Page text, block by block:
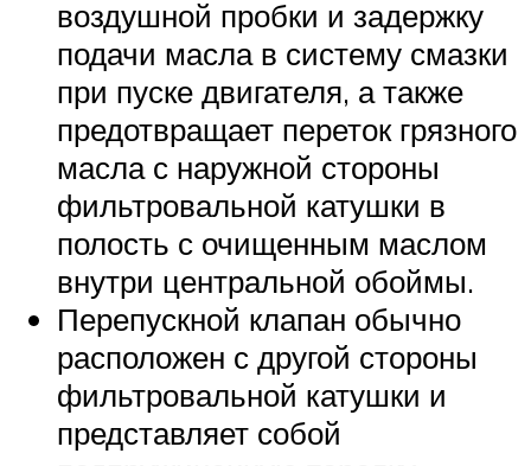
воздушной пробки и задержку
подачи масла в систему смазки
при пуске двигателя, а также
предотвращает переток грязного
масла с наружной стороны
фильтровальной катушки в
полость с очищенным маслом
внутри центральной обоймы.
Перепускной клапан обычно
расположен с другой стороны
фильтровальной катушки и
представляет собой